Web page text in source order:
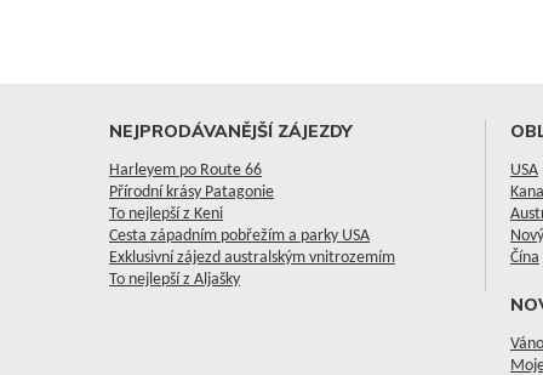
NEJPRODÁVANĚJŠÍ ZÁJEZDY
Harleyem po Route 66
Přírodní krásy Patagonie
To nejlepší z Keni
Cesta západním pobřežím a parky USA
Exklusivní zájezd australským vnitrozemím
To nejlepší z Aljašky
USA
Čína